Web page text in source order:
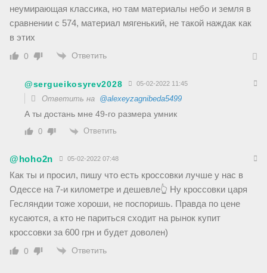
неумирающая классика, но там материалы небо и земля в
сравнении с 574, материал мягенький, не такой наждак как
в этих
0 Ответить
@sergueikosyrev2028 05-02-2022 11:45
Ответить на @alexeyzagnibeda5499
А ты достань мне 49-го размера умник
0 Ответить
@hoho2n 05-02-2022 07:48
Как ты и просил, пишу что есть кроссовки лучше у нас в
Одессе на 7-и километре и дешевле👆 Ну кроссовки царя
Гесляндии тоже хороши, не поспоришь. Правда по цене
кусаются, а кто не париться сходит на рынок купит
кроссовки за 600 грн и будет доволен)
0 Ответить